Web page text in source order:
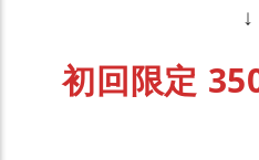
↓
初回限定